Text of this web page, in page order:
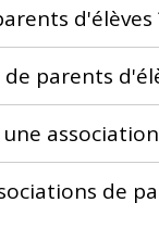
d'élèves
parents
de